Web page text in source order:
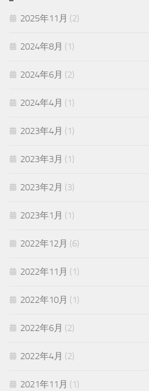
2025年11月 (2)
2024年8月 (1)
2024年6月 (2)
2024年4月 (1)
2023年4月 (1)
2023年3月 (1)
2023年2月 (3)
2023年1月 (1)
2022年12月 (6)
2022年11月 (1)
2022年10月 (1)
2022年6月 (2)
2022年4月 (2)
2021年11月 (1)